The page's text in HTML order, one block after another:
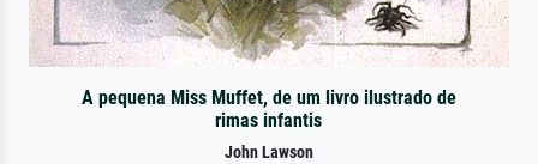
A pequena Miss Muffet, de um livro ilustrado de
rimas infantis
John Lawson